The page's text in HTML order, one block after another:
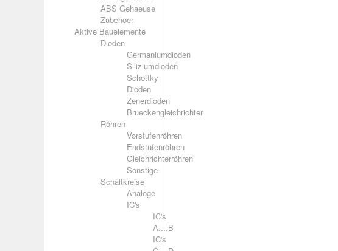
ABS Gehaeuse
Zubehoer
Aktive Bauelemente
Dioden
Germaniumdioden
Siliziumdioden
Schottky
Dioden
Zenerdioden
Brueckengleichrichter
Röhren
Vorstufenröhren
Endstufenröhren
Gleichrichterröhren
Sonstige
Schaltkreise
Analoge
IC's
IC's
A....B
IC's